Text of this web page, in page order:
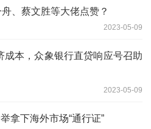
、蔡文胜等大佬点赞？
2023-05-09
成本，众象银行直贷响应号召助
2023-05-09
拿下海外市场“通行证”